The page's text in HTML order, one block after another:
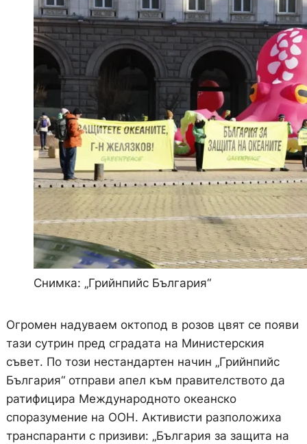
Снимка: „Грийнпийс България“
Огромен надуваем октопод в розов цвят се появи
тази сутрин пред сградата на Министерския
съвет. По този нестандартен начин „Грийнпийс
България“ отправи апел към правителството да
ратифицира Международното океанско
споразумение на ООН. Активисти разположиха
транспаранти с призиви: „България за защита на